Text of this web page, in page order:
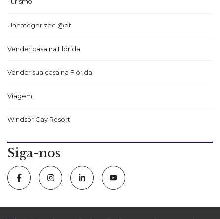
Turismo
Uncategorized @pt
Vender casa na Flórida
Vender sua casa na Flórida
Viagem
Windsor Cay Resort
Siga-nos